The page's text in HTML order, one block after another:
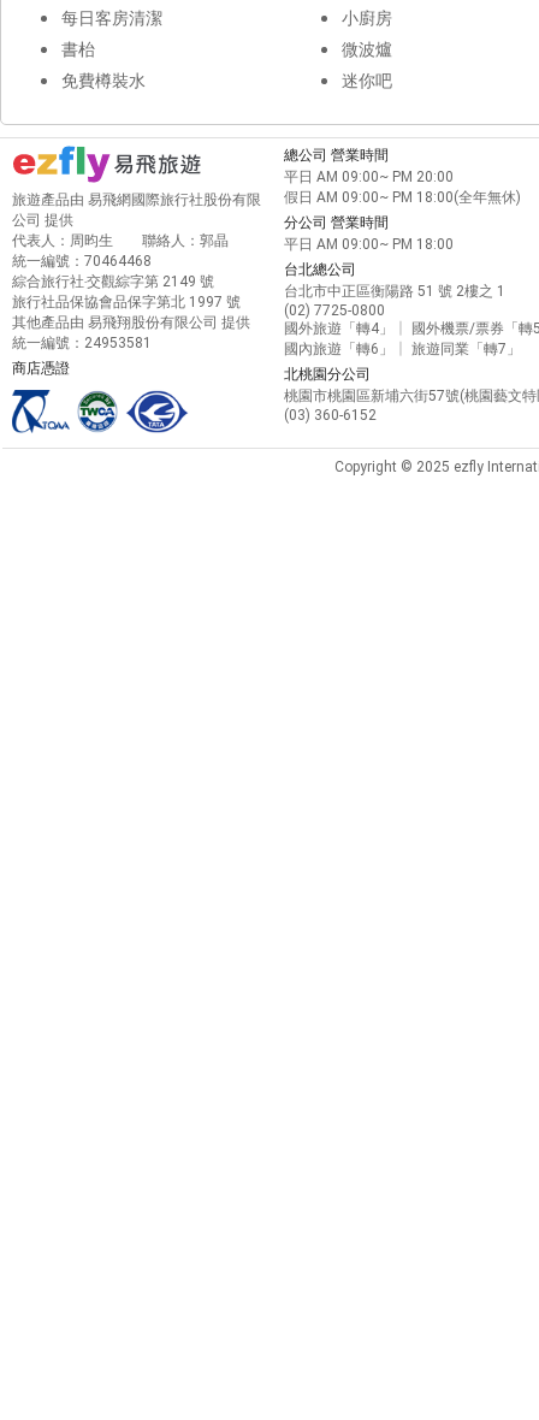
每日客房清潔
書枱
免費樽裝水
小廚房
微波爐
迷你吧